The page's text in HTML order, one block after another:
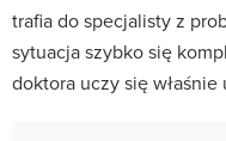
trafia do specjalisty z
sytuacja szybko się
doktora uczy się właśnie